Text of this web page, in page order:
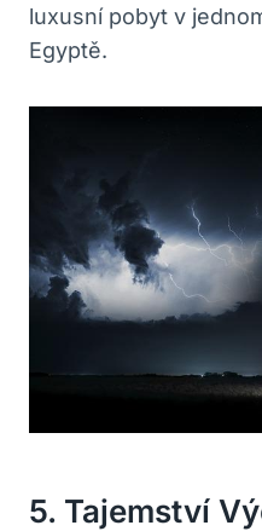
luxusní pobyt v
Egyptě.
5. Tajemství